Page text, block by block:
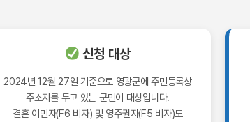
신청 대상
2024년 12월 27일 기준으로 영광군에 주민등록상
주소지를 두고 있는 군민이 대상입니다.
결혼 이민자(F6 비자) 및 영주권자(F5 비자)도